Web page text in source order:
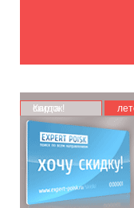
Карта скидок!